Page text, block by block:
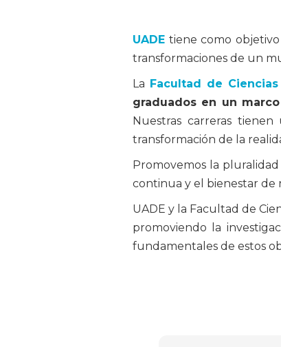
UADE tiene como
transformaciones de un
La Facultad de
graduados en un
Nuestras carreras
transformación de la
Promovemos la
continua y el bienestar de
UADE y la Facultad de
promoviendo la
fundamentales de estos